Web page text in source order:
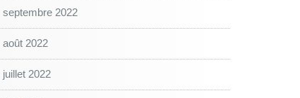
septembre 2022
août 2022
juillet 2022